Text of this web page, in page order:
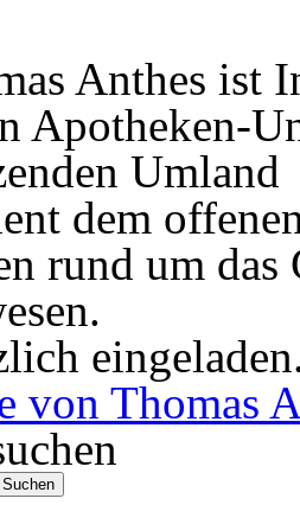
Anthes ist
Apotheken-
Umland
dem
rund um das
von Thomas